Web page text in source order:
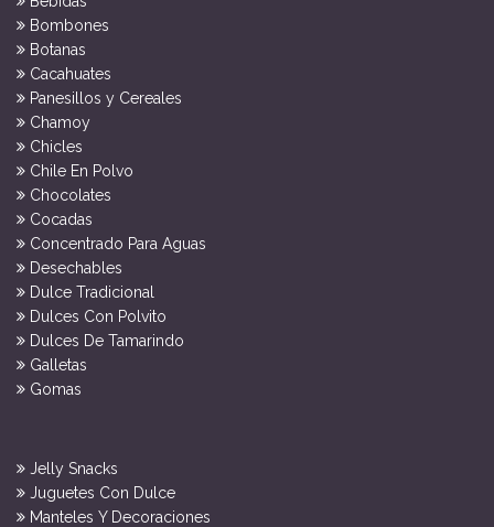
Bombones
Botanas
Cacahuates
Panesillos y Cereales
Chamoy
Chicles
Chile En Polvo
Chocolates
Cocadas
Concentrado Para Aguas
Desechables
Dulce Tradicional
Dulces Con Polvito
Dulces De Tamarindo
Galletas
Gomas
Jelly Snacks
Juguetes Con Dulce
Manteles Y Decoraciones